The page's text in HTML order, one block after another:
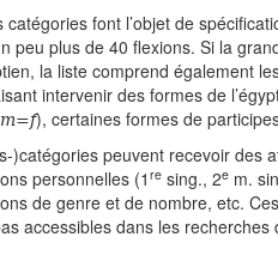
catégories font l’objet de
peu plus de 40 flexions. Si la
la liste comprend également
intervenir des formes de
), certaines formes de
)catégories peuvent recevoir des
personnelles (1 re sing., 2e m.
de genre et de nombre, etc.
accessibles dans les